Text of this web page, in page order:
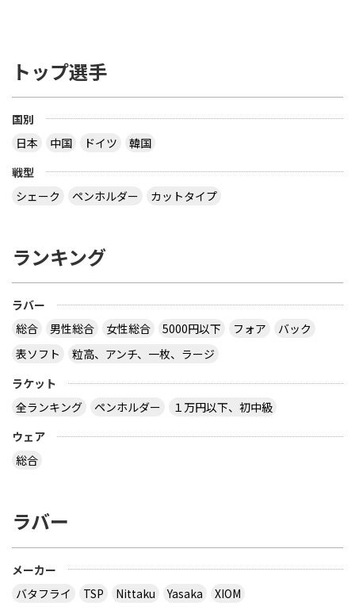
トップ選手
国別
日本
中国 ドイツ
韓国
戦型
シェーク
ペンホルダー カットタイプ
ランキング
ラバー
総合
男性総合 女性総合 5000円以下 フォア
バック
表ソフト
粒高、アンチ、一枚、ラージ
ラケット
全ランキング
ペンホルダー
１万円以下、初中級
ウェア
総合
ラバー
メーカー
バタフライ
TSP Nittaku Yasaka
XIOM